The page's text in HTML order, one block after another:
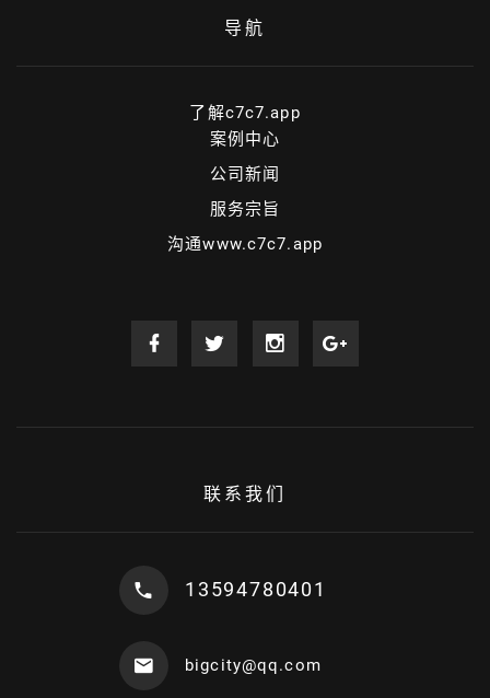
导航
了解c7c7.app
案例中心
公司新闻
服务宗旨
沟通www.c7c7.app
联系我们
13594780401
bigcity@qq.com